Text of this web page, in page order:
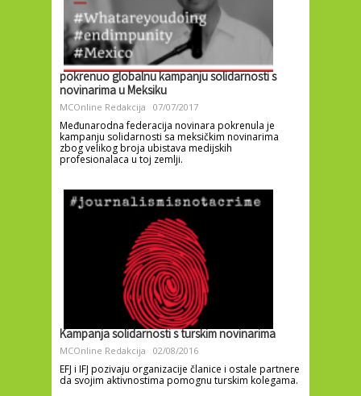
pokrenuo globalnu kampanju solidarnosti s
novinarima u Meksiku
MCOnline Redakcija 07/07/2017
Međunarodna federacija novinara pokrenula je
kampanju solidarnosti sa meksičkim novinarima
zbog velikog broja ubistava medijskih
profesionalaca u toj zemlji.
Kampanja solidarnosti s turskim novinarima
MCOnline Redakcija 02/08/2016
EFJ i IFJ pozivaju organizacije članice i ostale partnere
da svojim aktivnostima pomognu turskim kolegama.